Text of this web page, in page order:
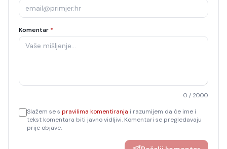
Komentar *
0 / 2000
Slažem se s pravilima komentiranja i razumijem da će ime i
tekst komentara biti javno vidljivi. Komentari se pregledavaju
prije objave.